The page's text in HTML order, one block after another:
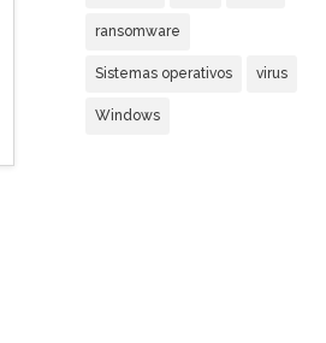
ransomware
Sistemas operativos virus
Windows